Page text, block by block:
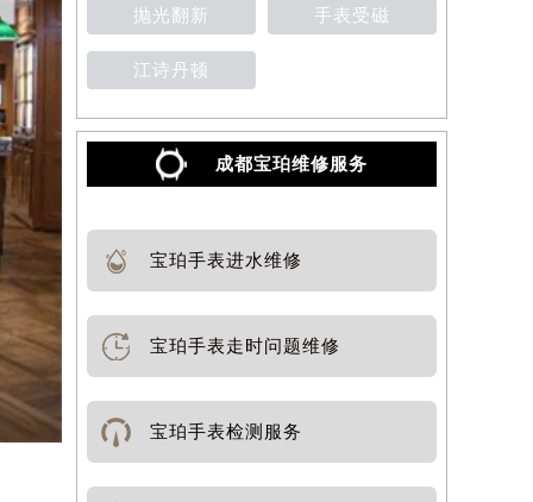
抛光翻新 手表受磁
江诗丹顿
成都宝珀维修服务
宝珀手表进水维修
宝珀手表走时问题维修
宝珀手表检测服务